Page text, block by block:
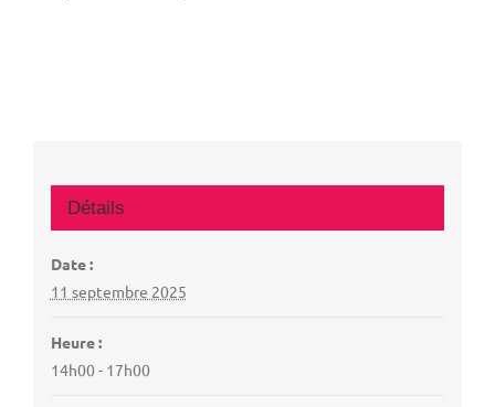
Détails
Date :
11 septembre 2025
Heure :
14h00 - 17h00